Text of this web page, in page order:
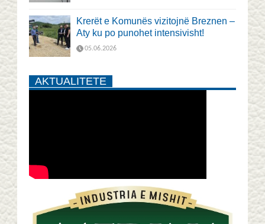
Krerët e Komunës vizitojnë Breznen –
Aty ku po punohet intensivisht!
05.06.2026
AKTUALITETE